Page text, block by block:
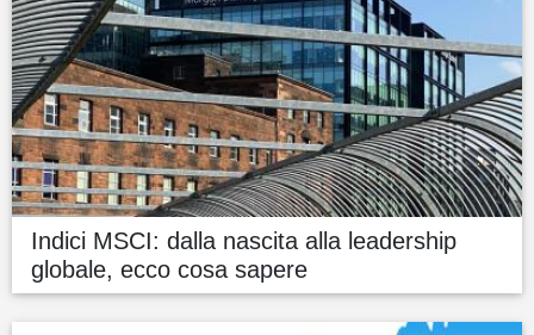
Indici MSCI: dalla nascita alla leadership
globale, ecco cosa sapere